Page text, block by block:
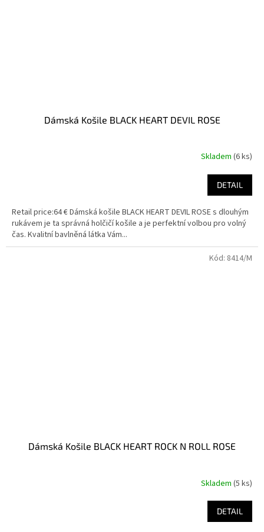
Dámská Košile BLACK HEART DEVIL ROSE
Skladem (6 ks)
DETAIL
Retail price:64 € Dámská košile BLACK HEART DEVIL ROSE s dlouhým
rukávem je ta správná holčičí košile a je perfektní volbou pro volný
čas. Kvalitní bavlněná látka Vám...
Dámská Košile BLACK HEART ROCK N ROLL ROSE
Skladem (5 ks)
DETAIL
Kód: 8414/M